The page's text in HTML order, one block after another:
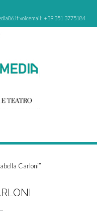
voicemail: +39 351 3775184
Carloni”